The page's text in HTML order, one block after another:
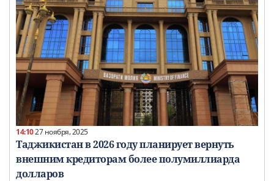
14:1027 ноября, 2025
Таджикистан в 2026 году планирует вернуть
внешним кредиторам более полумиллиарда
долларов